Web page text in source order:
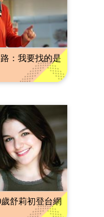
：我要找的是
舒莉初登台網